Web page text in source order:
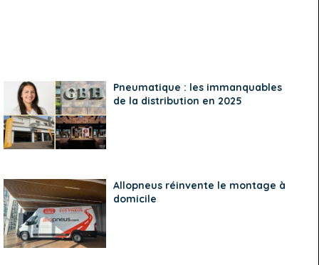
Pneumatique : les immanquables
de la distribution en 2025
Allopneus réinvente le montage à
domicile